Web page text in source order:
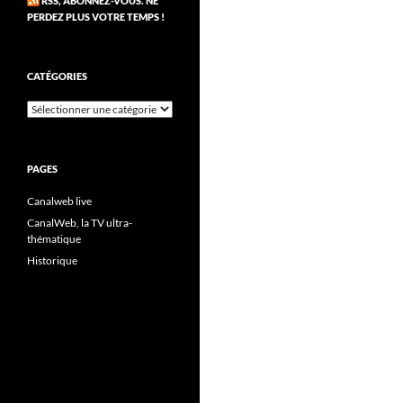
PERDEZ PLUS VOTRE TEMPS !
CATÉGORIES
Catégories
PAGES
Canalweb live
CanalWeb, la TV ultra-
thématique
Historique